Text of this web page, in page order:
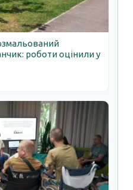
роботи оцінили у